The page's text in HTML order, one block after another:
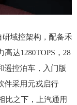
域控架构，配备禾
高达1280TOPS，28
遥控泊车，入门版
件采用元戎启行
比之下，上汽通用